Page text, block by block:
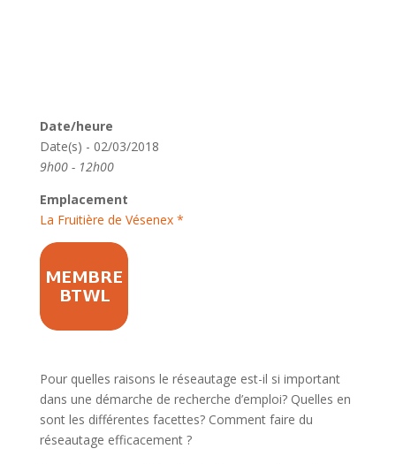
Date/heure
Date(s) - 02/03/2018
9h00 - 12h00
Emplacement
La Fruitière de Vésenex *
Pour quelles raisons le réseautage est-il si important
dans une démarche de recherche d’emploi? Quelles en
sont les différentes facettes? Comment faire du
réseautage efficacement ?